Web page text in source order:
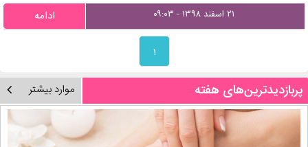
۲۱ اسفند ۱۳۹۸ - ۰۹:۰۳ ادامه
۱
پربازدیدترین‌های هفته موارد بیشتر